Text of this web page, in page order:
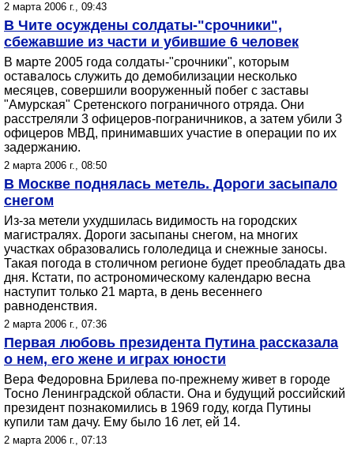
2 марта 2006 г., 09:43
В Чите осуждены солдаты-"срочники",
сбежавшие из части и убившие 6 человек
В марте 2005 года солдаты-"срочники", которым
оставалось служить до демобилизации несколько
месяцев, совершили вооруженный побег с заставы
"Амурская" Сретенского пограничного отряда. Они
расстреляли 3 офицеров-пограничников, а затем убили 3
офицеров МВД, принимавших участие в операции по их
задержанию.
2 марта 2006 г., 08:50
В Москве поднялась метель. Дороги засыпало
снегом
Из-за метели ухудшилась видимость на городских
магистралях. Дороги засыпаны снегом, на многих
участках образовались гололедица и снежные заносы.
Такая погода в столичном регионе будет преобладать два
дня. Кстати, по астрономическому календарю весна
наступит только 21 марта, в день весеннего
равноденствия.
2 марта 2006 г., 07:36
Первая любовь президента Путина рассказала
о нем, его жене и играх юности
Вера Федоровна Брилева по-прежнему живет в городе
Тосно Ленинградской области. Она и будущий российский
президент познакомились в 1969 году, когда Путины
купили там дачу. Ему было 16 лет, ей 14.
2 марта 2006 г., 07:13